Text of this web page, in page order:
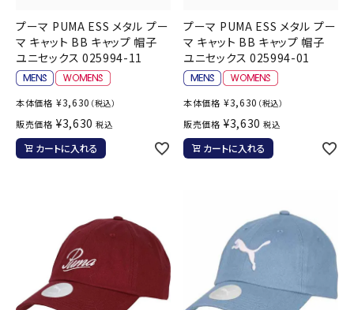
プーマ PUMA ESS メタル プー
マ キャット BB キャップ 帽子
ユニセックス 025994-11
本体価格 ¥3,630 （税込）
販売価格 ¥3,630 税込
カートに入れる
プーマ PUMA ESS メタル プー
マ キャット BB キャップ 帽子
ユニセックス 025994-01
本体価格 ¥3,630 （税込）
販売価格 ¥3,630 税込
カートに入れる